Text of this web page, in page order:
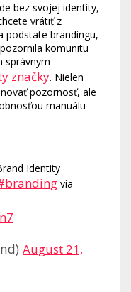
bez svojej identity,
vrátiť z
podstate brandingu,
komunitu
správnym
značky. Nielen
pozornosť, ale
manuálu
Identity
via
August 21,